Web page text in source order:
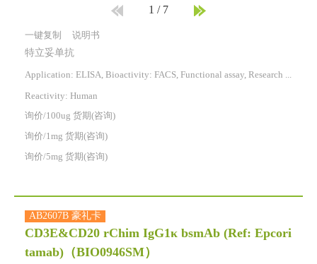
1 / 7
一键复制 说明书
特立妥单抗
Application: ELISA, Bioactivity: FACS, Functional assay, Research in vivo
Reactivity: Human
询价/100ug 货期(咨询)
询价/1mg 货期(咨询)
询价/5mg 货期(咨询)
AB2607B 豪礼卡
CD3E&CD20 rChim IgG1κ bsmAb (Ref: Epcori
tamab) （BIO0946SM）